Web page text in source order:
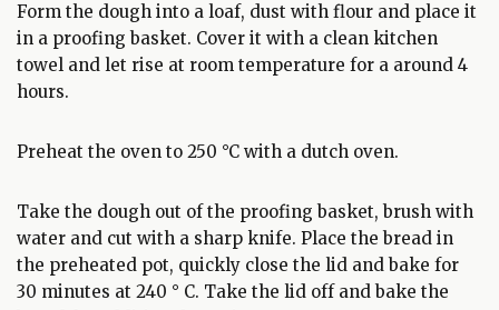
Form the dough into a loaf, dust with flour and place it
in a proofing basket. Cover it with a clean kitchen
towel and let rise at room temperature for a around 4
hours.
Preheat the oven to 250 °C with a dutch oven.
Take the dough out of the proofing basket, brush with
water and cut with a sharp knife. Place the bread in
the preheated pot, quickly close the lid and bake for
30 minutes at 240 ° C. Take the lid off and bake the